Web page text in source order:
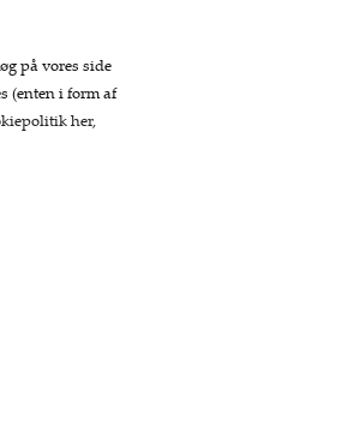
på vores side
(enten i form af
her,